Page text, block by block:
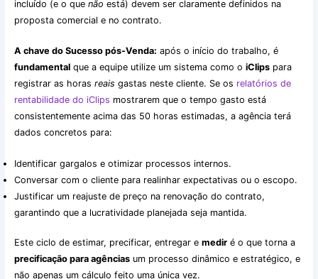
incluído (e o que não está) devem ser claramente definidos na
proposta comercial e no contrato.
A chave do Sucesso pós-Venda: após o início do trabalho, é
fundamentalque a equipe utilize um sistema como o iClipspara
registrar as horas reais gastas neste cliente. Se os relatórios de
rentabilidade do iClips mostrarem que o tempo gasto está
consistentemente acima das 50 horas estimadas, a agência terá
dados concretos para:
Identificar gargalos e otimizar processos internos.
Conversar com o cliente para realinhar expectativas ou o escopo.
Justificar um reajuste de preço na renovação do contrato,
garantindo que a lucratividade planejada seja mantida.
Este ciclo de estimar, precificar, entregar e mediré o que torna a
precificação para agênciasum processo dinâmico e estratégico, e
não apenas um cálculo feito uma única vez.